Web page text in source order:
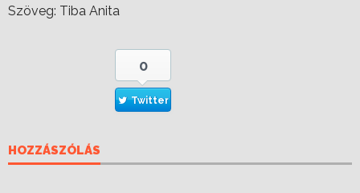
Szöveg: Tiba Anita
0
Twitter
HOZZÁSZÓLÁS